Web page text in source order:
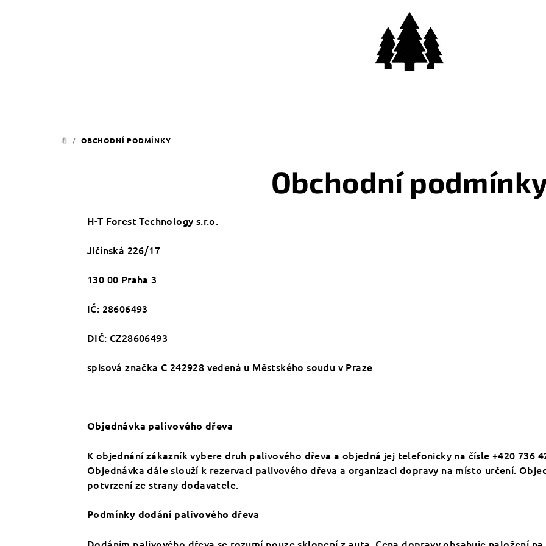
DOMŮ
/ OBCHODNÍ PODMÍNKY
Obchodní
H-T Forest Technology s.r.o.
Jičínská 226/17
130 00 Praha 3
IČ: 28606493
DIČ: CZ28606493
spisová značka C 242928 vedená u Městského soudu v Praze
Objednávka palivového dřeva
K objednání zákazník vybere druh palivového dřeva a objedná jej telefonicky na čísle +420 736
Objednávka dále slouží k rezervaci palivového dřeva a organizaci dopravy na místo určení.
potvrzení ze strany dodavatele.
Podmínky dodání palivového dřeva